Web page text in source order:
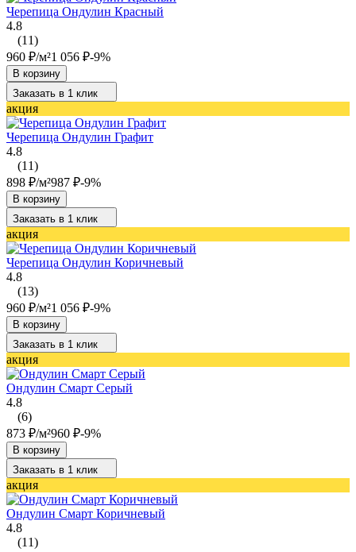
Черепица Ондулин Красный
4.8
(11)
960 ₽/м²1 056 ₽-9%
В корзину
Заказать в 1 клик
акция
Черепица Ондулин Графит
4.8
(11)
898 ₽/м²987 ₽-9%
В корзину
Заказать в 1 клик
акция
Черепица Ондулин Коричневый
4.8
(13)
960 ₽/м²1 056 ₽-9%
В корзину
Заказать в 1 клик
акция
Ондулин Смарт Серый
4.8
(6)
873 ₽/м²960 ₽-9%
В корзину
Заказать в 1 клик
акция
Ондулин Смарт Коричневый
4.8
(11)